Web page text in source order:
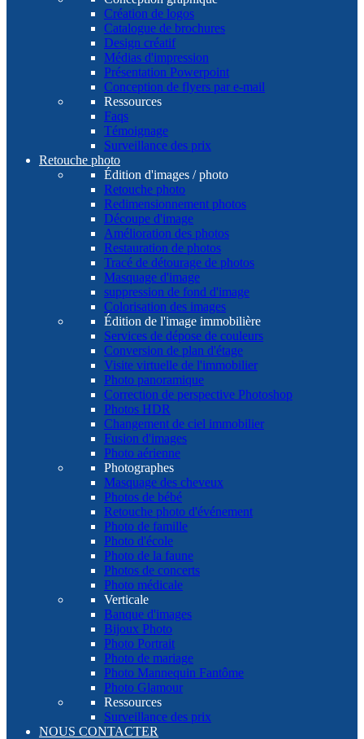
Création de logos
Catalogue de brochures
Design créatif
Médias d'impression
Présentation Powerpoint
Conception de flyers par e-mail
Ressources
Faqs
Témoignage
Surveillance des prix
Retouche photo
Édition d'images / photo
Retouche photo
Redimensionnement photos
Découpe d'image
Amélioration des photos
Restauration de photos
Tracé de détourage de photos
Masquage d'image
suppression de fond d'image
Colorisation des images
Édition de l'image immobilière
Services de dépose de couleurs
Conversion de plan d'étage
Visite virtuelle de l'immobilier
Photo panoramique
Correction de perspective Photoshop
Photos HDR
Changement de ciel immobilier
Fusion d'images
Photo aérienne
Photographes
Masquage des cheveux
Photos de bébé
Retouche photo d'événement
Photo de famille
Photo d'école
Photo de la faune
Photos de concerts
Photo médicale
Verticale
Banque d'images
Bijoux Photo
Photo Portrait
Photo de mariage
Photo Mannequin Fantôme
Photo Glamour
Ressources
Surveillance des prix
NOUS CONTACTER